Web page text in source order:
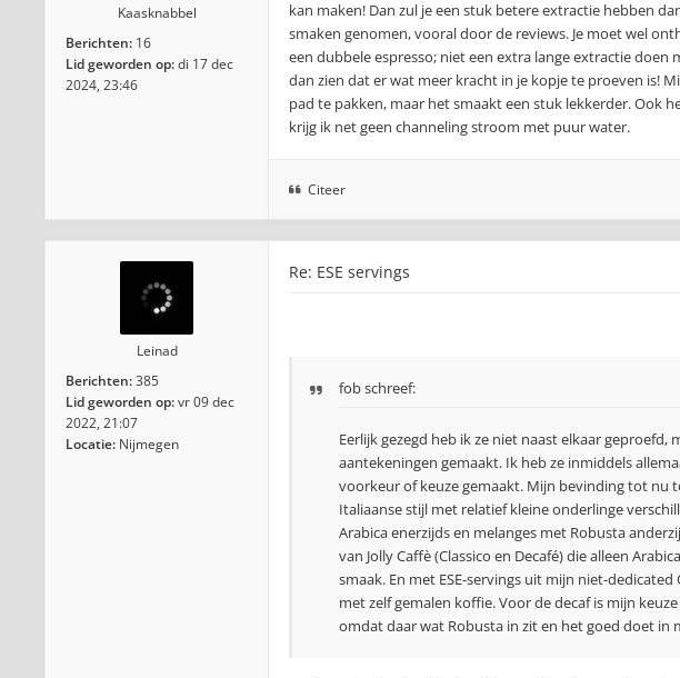
Kaasknabbel
Berichten: 16
Lid geworden op:di 17 dec
2024, 23:46
kan maken! Dan zul je een stuk betere extractie hebben
smaken genomen, vooral door de reviews. Je moet wel
een dubbele espresso; niet een extra lange extractie doen
dan zien dat er wat meer kracht in je kopje te proeven is!
pad te pakken, maar het smaakt een stuk lekkerder. Ook
krijg ik net geen channeling stroom met puur water.
Citeer
Leinad
Berichten:385
Lid geworden op:vr 09 dec
2022, 21:07
Locatie: Nijmegen
Re: ESE servings
fob schreef:
Eerlijk gezegd heb ik ze niet naast elkaar
aantekeningen gemaakt. Ik heb ze inmiddels
voorkeur of keuze gemaakt. Mijn bevinding tot nu
Italiaanse stijl met relatief kleine onderlinge
Arabica enerzijds en melanges met Robusta
van Jolly Caffè (Classico en Decafé) die alleen
smaak. En met ESE-servings uit mijn niet-
met zelf gemalen koffie. Voor de decaf is mijn
omdat daar wat Robusta in zit en het goed doet in